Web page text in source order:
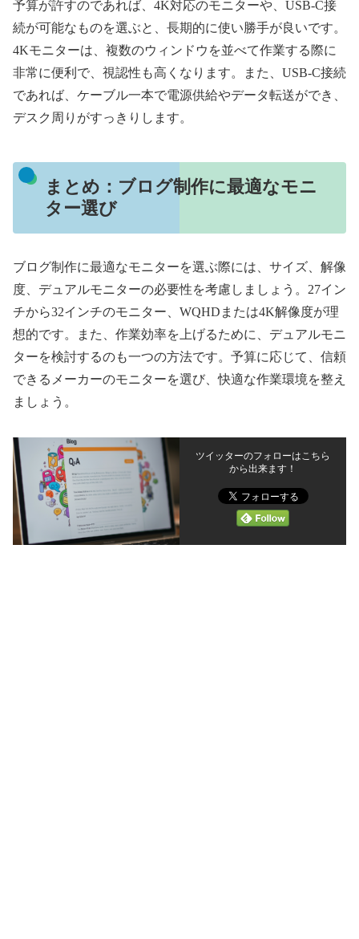
予算が許すのであれば、4K対応のモニターや、USB-C接
続が可能なものを選ぶと、長期的に使い勝手が良いです。
4Kモニターは、複数のウィンドウを並べて作業する際に
非常に便利で、視認性も高くなります。また、USB-C接続
であれば、ケーブル一本で電源供給やデータ転送ができ、
デスク周りがすっきりします。
まとめ：ブログ制作に最適なモニ
ター選び
ブログ制作に最適なモニターを選ぶ際には、サイズ、解像
度、デュアルモニターの必要性を考慮しましょう。27イン
チから32インチのモニター、WQHDまたは4K解像度が理
想的です。また、作業効率を上げるために、デュアルモニ
ターを検討するのも一つの方法です。予算に応じて、信頼
できるメーカーのモニターを選び、快適な作業環境を整え
ましょう。
ツイッターのフォローはこちら
から出来ます！